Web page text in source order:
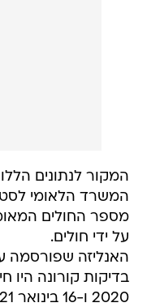
המקור לנתונים
המשרד הלאומי
מספר החולים
על ידי חולים.
האנליזה שפורסמה